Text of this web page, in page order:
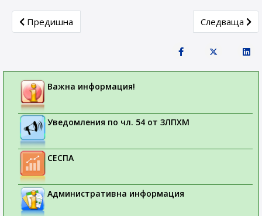
Previous article: Лекарствени продукти, получили
Предишна Next article:
Следваща
Важна информация!
Уведомления по чл. 54 от ЗЛПХМ
СЕСПА
Административна информация